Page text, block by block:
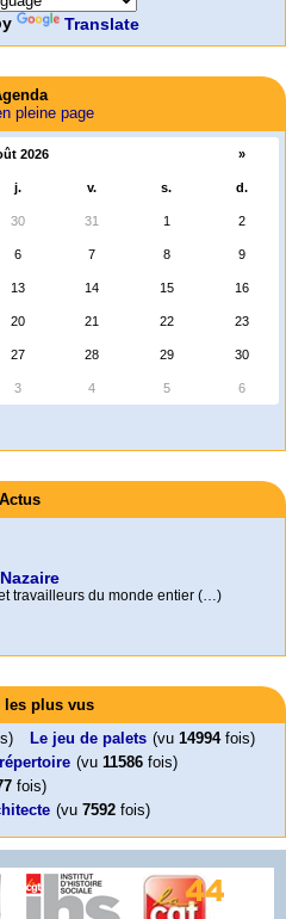
Translate
pleine page
2026 »
j. v. s. d.
30 31 1 2
6 7 8 9
13 14 15 16
20 21 22 23
27 28 29 30
3 4 5 6
Actus
travailleurs du monde entier (…)
!
le président de la République
!
deux fois à la prison à vie pour
couperet est tombé !
Pays de la Loire veut faire voter ce (…)
ou le dernier travail (…)
les plus vus
Le jeu de palets (vu 14994fois)
(vu 11586 fois)
fois)
(vu 7592 fois)